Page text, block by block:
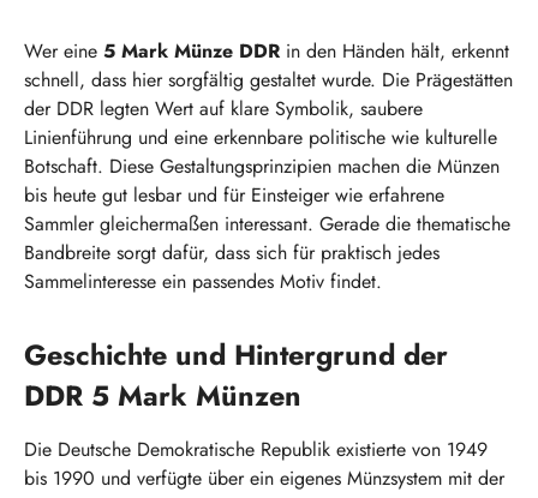
Wer eine 5 Mark Münze DDR in den Händen hält, erkennt
schnell, dass hier sorgfältig gestaltet wurde. Die Prägestätten
der DDR legten Wert auf klare Symbolik, saubere
Linienführung und eine erkennbare politische wie kulturelle
Botschaft. Diese Gestaltungsprinzipien machen die Münzen
bis heute gut lesbar und für Einsteiger wie erfahrene
Sammler gleichermaßen interessant. Gerade die thematische
Bandbreite sorgt dafür, dass sich für praktisch jedes
Sammelinteresse ein passendes Motiv findet.
Geschichte und Hintergrund der
DDR 5 Mark Münzen
Die Deutsche Demokratische Republik existierte von 1949
bis 1990 und verfügte über ein eigenes Münzsystem mit der